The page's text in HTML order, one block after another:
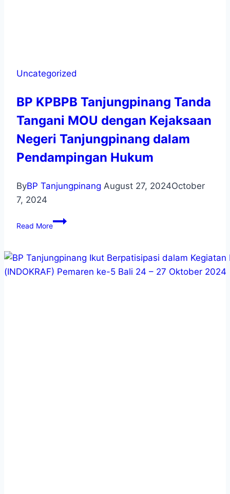
Uncategorized
BP KPBPB Tanjungpinang Tanda
Tangani MOU dengan Kejaksaan
Negeri Tanjungpinang dalam
Pendampingan Hukum
ByBP Tanjungpinang August 27, 2024October
7, 2024
Read More